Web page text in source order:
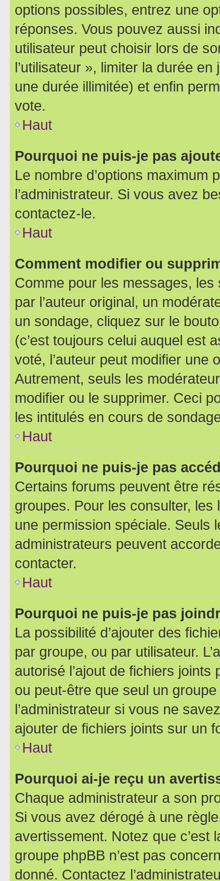
options possibles, entrez une
réponses. Vous pouvez aussi
utilisateur peut choisir lors de
l’utilisateur », limiter la durée
une durée illimitée) et enfin
vote.
Haut
Pourquoi ne puis-je pas
Le nombre d’options maximum
l’administrateur. Si vous avez
contactez-le.
Haut
Comment modifier ou
Comme pour les messages,
par l’auteur original, un
un sondage, cliquez sur le
(c’est toujours celui auquel est
voté, l’auteur peut modifier une
Autrement, seuls les
modifier ou le supprimer. Ceci
les intitulés en cours de
Haut
Pourquoi ne puis-je pas
Certains forums peuvent être
groupes. Pour les consulter,
une permission spéciale. Seuls
administrateurs peuvent
contacter.
Haut
Pourquoi ne puis-je pas
La possibilité d’ajouter des
par groupe, ou par utilisateur.
autorisé l’ajout de fichiers
ou peut-être que seul un
l’administrateur si vous ne
ajouter de fichiers joints sur un
Haut
Pourquoi ai-je reçu un
Chaque administrateur a son
Si vous avez dérogé à une
avertissement. Notez que c’est
groupe phpBB n’est pas
donné. Contactez